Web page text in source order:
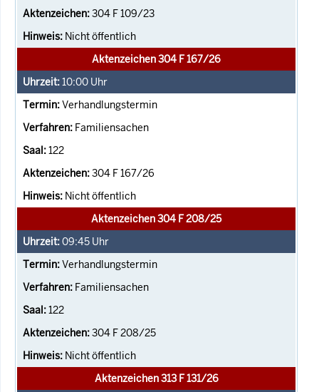
304 F 109/23
Nicht öffentlich
Aktenzeichen 304 F 167/26
10:00 Uhr
Verhandlungstermin
Familiensachen
122
304 F 167/26
Nicht öffentlich
Aktenzeichen 304 F 208/25
09:45 Uhr
Verhandlungstermin
Familiensachen
122
304 F 208/25
Nicht öffentlich
Aktenzeichen 313 F 131/26